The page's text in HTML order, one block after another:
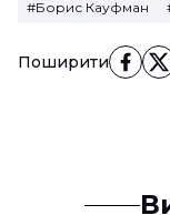
Поширити
#Борис Кауфман